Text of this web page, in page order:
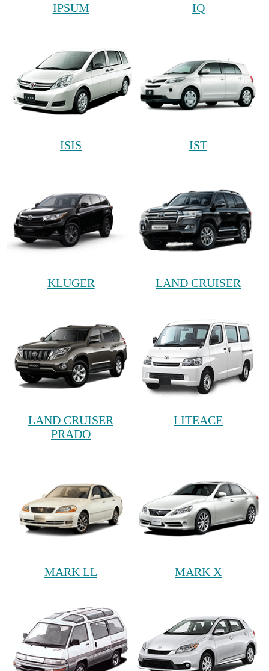
IPSUM IQ
ISIS IST
KLUGER LAND CRUISER
LAND CRUISER
PRADO
LITEACE
MARK LL MARK X